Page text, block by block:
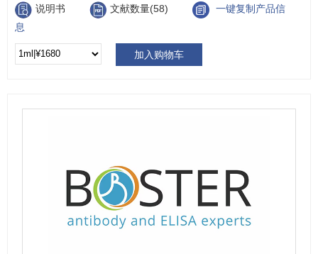
说明书
文献数量(58)
一键复制产品信
息
加入购物车